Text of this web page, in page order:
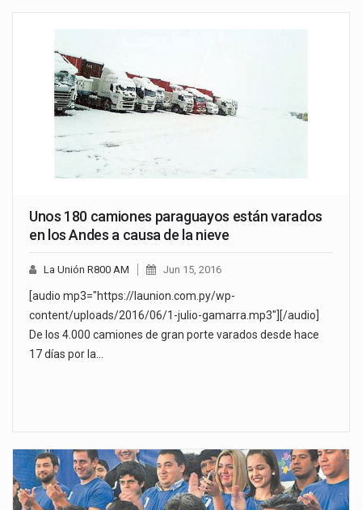
Unos 180 camiones paraguayos están varados
en los Andes a causa de la nieve
La Unión R800 AM Jun 15, 2016
[audio mp3="https://launion.com.py/wp-
content/uploads/2016/06/1-julio-gamarra.mp3"][/audio]
De los 4.000 camiones de gran porte varados desde hace
17 días por la…